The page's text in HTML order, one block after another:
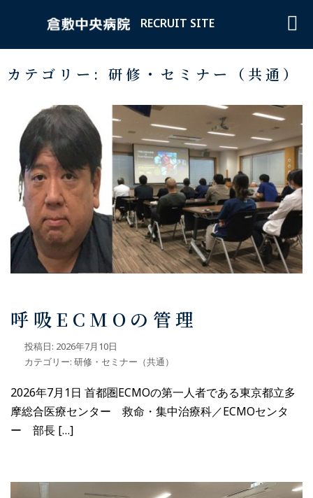
ン
RECRUIT SITE
カテゴリー: 研修・セミナー（共通）
呼吸ECMOの管理
投稿日: 2026年7月10日
カテゴリー: 研修・セミナー（共通）
2026年7月1日 首都圏ECMOの第一人者である東京都立多
摩総合医療センター 救命・集中治療科／ECMOセンタ
ー 部長 […]